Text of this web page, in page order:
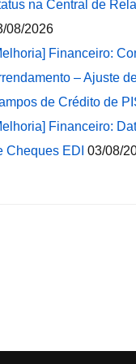
na Central de
08/2026
Financeiro:
– Ajuste
de Crédito de
Financeiro:
Cheques EDI 03/08/